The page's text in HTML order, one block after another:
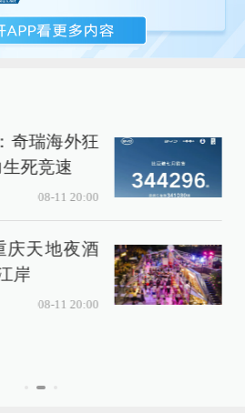
奇瑞海外狂
死竞速
08-11 20:00
庆天地夜酒
岸
08-11 20:00